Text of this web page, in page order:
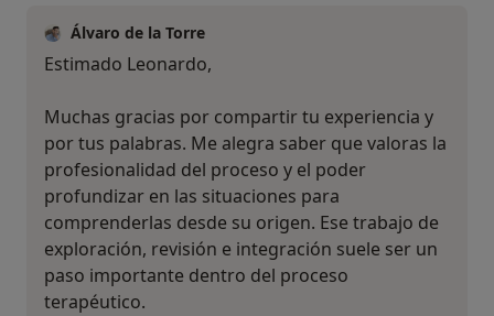
Álvaro de la Torre
Estimado Leonardo,
Muchas gracias por compartir tu experiencia y
por tus palabras. Me alegra saber que valoras la
profesionalidad del proceso y el poder
profundizar en las situaciones para
comprenderlas desde su origen. Ese trabajo de
exploración, revisión e integración suele ser un
paso importante dentro del proceso
terapéutico.